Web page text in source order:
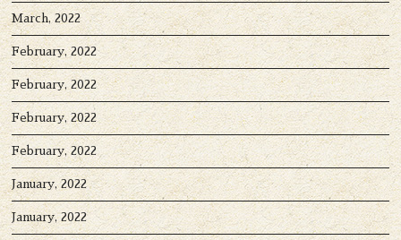
March, 2022
February, 2022
February, 2022
February, 2022
February, 2022
January, 2022
January, 2022